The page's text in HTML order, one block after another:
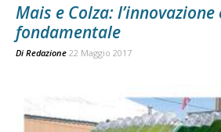
Mais e Colza: l’innovazione
fondamentale
Di Redazione 22 Maggio 2017